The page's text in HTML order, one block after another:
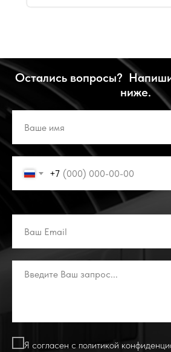
Остались вопросы?
ниже.
+7
Я согласен с политикой